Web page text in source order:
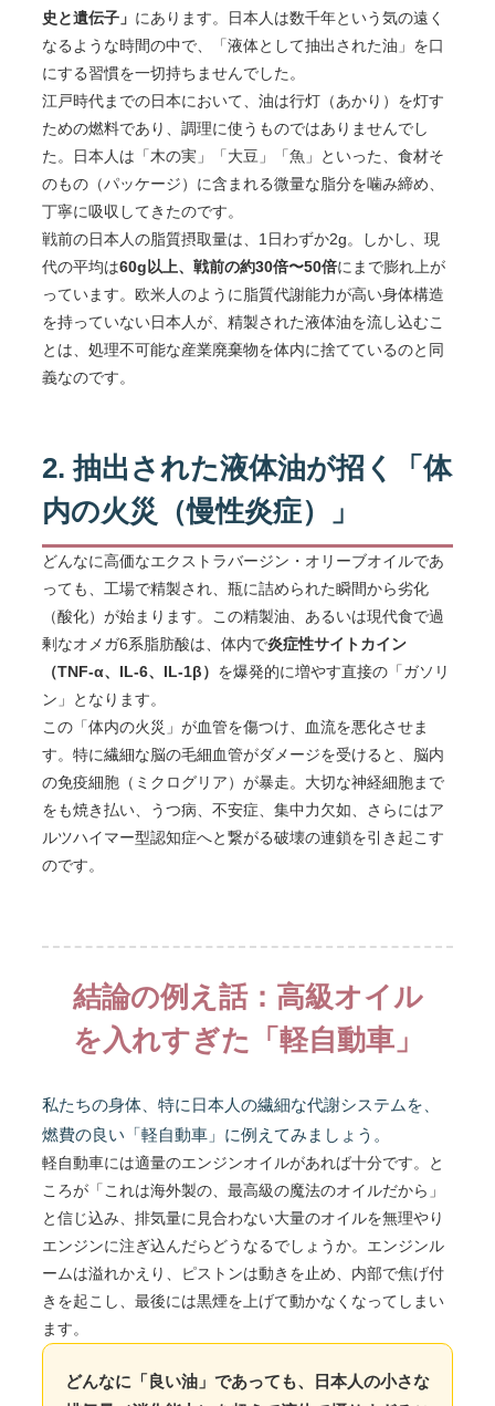
史と遺伝子」 にあります。日本人は数千年という気の遠く
なるような時間の中で、「液体として抽出された油」を口
にする習慣を一切持ちませんでした。
江戸時代までの日本において、油は行灯（あかり）を灯す
ための燃料であり、調理に使うものではありませんでし
た。日本人は「木の実」「大豆」「魚」といった、食材そ
のもの（パッケージ）に含まれる微量な脂分を噛み締め、
丁寧に吸収してきたのです。
戦前の日本人の脂質摂取量は、1日わずか2g。しかし、現
代の平均は60g以上、戦前の約30倍〜50倍にまで膨れ上が
っています。欧米人のように脂質代謝能力が高い身体構造
を持っていない日本人が、精製された液体油を流し込むこ
とは、処理不可能な産業廃棄物を体内に捨てているのと同
義なのです。
2. 抽出された液体油が招く「体
内の火災（慢性炎症）」
どんなに高価なエクストラバージン・オリーブオイルであ
っても、工場で精製され、瓶に詰められた瞬間から劣化
（酸化）が始まります。この精製油、あるいは現代食で過
剰なオメガ6系脂肪酸は、体内で炎症性サイトカイン
（TNF-α、IL-6、IL-1β） を爆発的に増やす直接の「ガソリ
ン」となります。
この「体内の火災」が血管を傷つけ、血流を悪化させま
す。特に繊細な脳の毛細血管がダメージを受けると、脳内
の免疫細胞（ミクログリア）が暴走。大切な神経細胞まで
をも焼き払い、うつ病、不安症、集中力欠如、さらにはア
ルツハイマー型認知症へと繋がる破壊の連鎖を引き起こす
のです。
結論の例え話：高級オイル
を入れすぎた「軽自動車」
私たちの身体、特に日本人の繊細な代謝システムを、
燃費の良い「軽自動車」に例えてみましょう。
軽自動車には適量のエンジンオイルがあれば十分です。と
ころが「これは海外製の、最高級の魔法のオイルだから」
と信じ込み、排気量に見合わない大量のオイルを無理やり
エンジンに注ぎ込んだらどうなるでしょうか。エンジンル
ームは溢れかえり、ピストンは動きを止め、内部で焦げ付
きを起こし、最後には黒煙を上げて動かなくなってしまい
ます。
どんなに「良い油」であっても、日本人の小さな